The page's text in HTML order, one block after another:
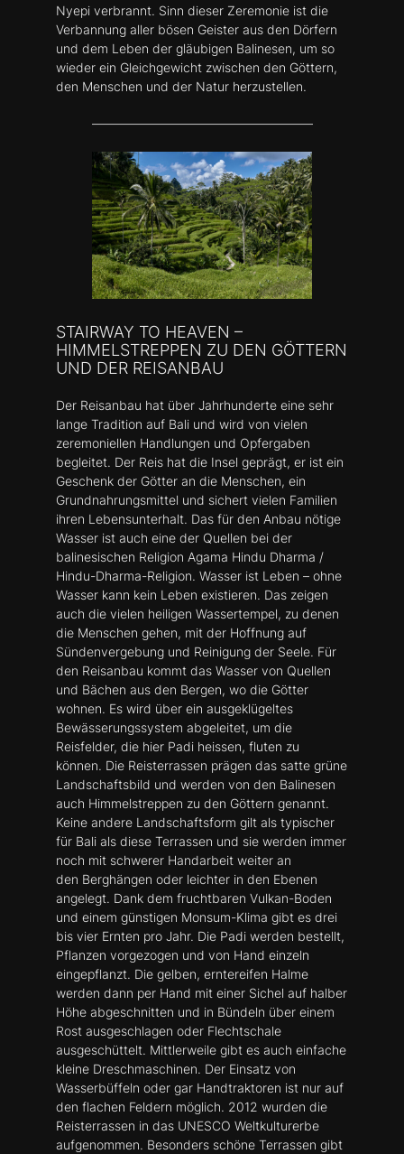
Nyepi verbrannt. Sinn dieser Zeremonie ist die
Verbannung aller bösen Geister aus den Dörfern
und dem Leben der gläubigen Balinesen, um so
wieder ein Gleichgewicht zwischen den Göttern,
den Menschen und der Natur herzustellen.
–––––––––––––––––––––––––––––––––––
STAIRWAY TO HEAVEN –
HIMMELSTREPPEN ZU DEN GÖTTERN
UND DER REISANBAU
Der Reisanbau hat über Jahrhunderte eine sehr
lange Tradition auf Bali und wird von vielen
zeremoniellen Handlungen und Opfergaben
begleitet. Der Reis hat die Insel geprägt, er ist ein
Geschenk der Götter an die Menschen, ein
Grundnahrungsmittel und sichert vielen Familien
ihren Lebensunterhalt. Das für den Anbau nötige
Wasser ist auch eine der Quellen bei der
balinesischen Religion Agama Hindu Dharma /
Hindu-Dharma-Religion. Wasser ist Leben – ohne
Wasser kann kein Leben existieren. Das zeigen
auch die vielen heiligen Wassertempel, zu denen
die Menschen gehen, mit der Hoffnung auf
Sündenvergebung und Reinigung der Seele. Für
den Reisanbau kommt das Wasser von Quellen
und Bächen aus den Bergen, wo die Götter
wohnen. Es wird über ein ausgeklügeltes
Bewässerungssystem abgeleitet, um die
Reisfelder, die hier Padi heissen, fluten zu
können. Die Reisterrassen prägen das satte grüne
Landschaftsbild und werden von den Balinesen
auch Himmelstreppen zu den Göttern genannt.
Keine andere Landschaftsform gilt als typischer
für Bali als diese Terrassen und sie werden immer
noch mit schwerer Handarbeit weiter an
den Berghängen oder leichter in den Ebenen
angelegt. Dank dem fruchtbaren Vulkan-Boden
und einem günstigen Monsum-Klima gibt es drei
bis vier Ernten pro Jahr. Die Padi werden bestellt,
Pflanzen vorgezogen und von Hand einzeln
eingepflanzt. Die gelben, erntereifen Halme
werden dann per Hand mit einer Sichel auf halber
Höhe abgeschnitten und in Bündeln über einem
Rost ausgeschlagen oder Flechtschale
ausgeschüttelt. Mittlerweile gibt es auch einfache
kleine Dreschmaschinen. Der Einsatz von
Wasserbüffeln oder gar Handtraktoren ist nur auf
den flachen Feldern möglich. 2012 wurden die
Reisterrassen in das UNESCO Weltkulturerbe
aufgenommen. Besonders schöne Terrassen gibt